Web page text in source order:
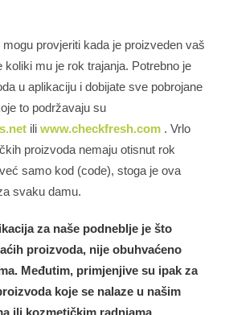
provjeriti kada je proizveden vaš
mu je rok trajanja. Potrebno je
u aplikaciju i dobijate sve pobrojane
to podržavaju su
ili www.checkfresh.com . Vrlo
proizvoda nemaju otisnut rok
samo kod (code), stoga je ova
svaku damu.
za naše podneblje je što
proizvoda, nije obuhvaćeno
Međutim, primjenjive su ipak za
koje se nalaze u našim
ili kozmetičkim radnjama.